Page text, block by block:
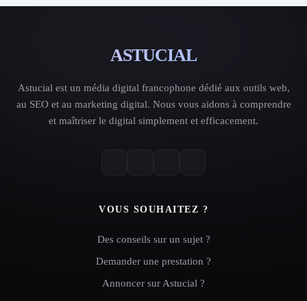
ASTUCIAL
Astucial est un média digital francophone dédié aux outils web,
au SEO et au marketing digital. Nous vous aidons à comprendre
et maîtriser le digital simplement et efficacement.
VOUS SOUHAITEZ ?
Des conseils sur un sujet ?
Demander une prestation ?
Annoncer sur Astucial ?